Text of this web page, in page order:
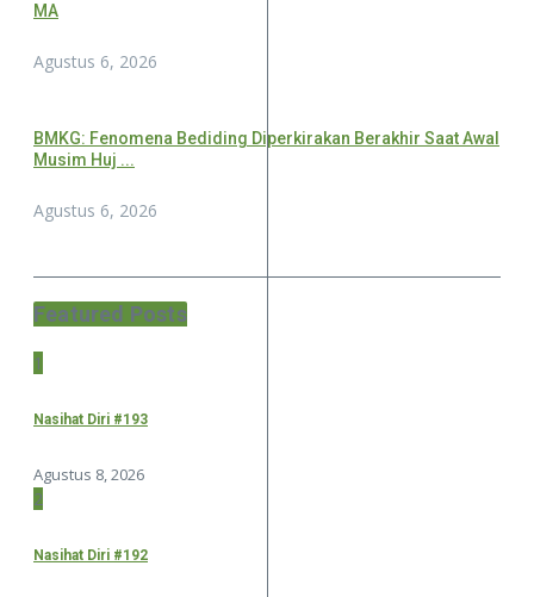
MA
Agustus 6, 2026
BMKG: Fenomena Bediding Diperkirakan Berakhir Saat Awal
Musim Huj ...
Agustus 6, 2026
Featured Posts
1
Nasihat Diri #193
Agustus 8, 2026
2
Nasihat Diri #192